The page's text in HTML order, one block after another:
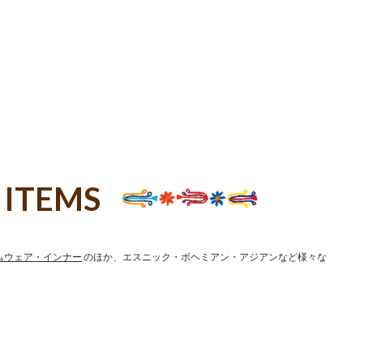
ウェア・インナーのほか、エスニック・ボヘミアン・アジアンなど様々な